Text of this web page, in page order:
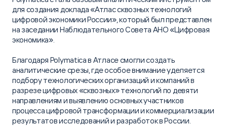
для создания доклада «Атлас сквозных технологий
цифровой экономики России», который был представлен
на заседании Наблюдательного Совета АНО «Цифровая
экономика».
Благодаря Polymatica в Атласе смогли создать
аналитические срезы, где особое внимание уделяется
подбору технологических организаций и компаний в
разрезе цифровых «сквозных» технологий по девяти
направлениям и выявлению основных участников
процесса цифровой трансформации и коммерциализации
результатов исследований и разработок в России.